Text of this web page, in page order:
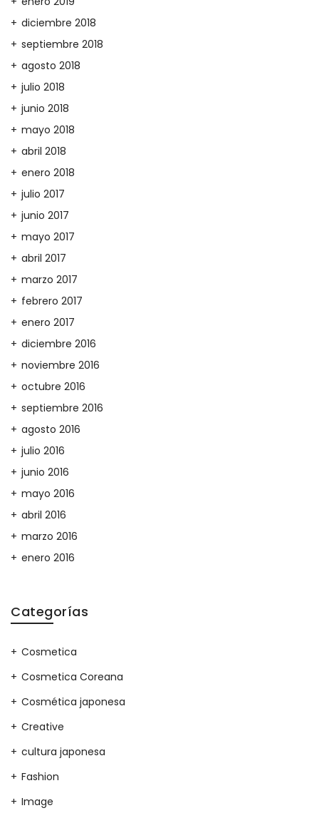
diciembre 2018
septiembre 2018
agosto 2018
julio 2018
junio 2018
mayo 2018
abril 2018
enero 2018
julio 2017
junio 2017
mayo 2017
abril 2017
marzo 2017
febrero 2017
enero 2017
diciembre 2016
noviembre 2016
octubre 2016
septiembre 2016
agosto 2016
julio 2016
junio 2016
mayo 2016
abril 2016
marzo 2016
enero 2016
Categorías
Cosmetica
Cosmetica Coreana
Cosmética japonesa
Creative
cultura japonesa
Fashion
Image